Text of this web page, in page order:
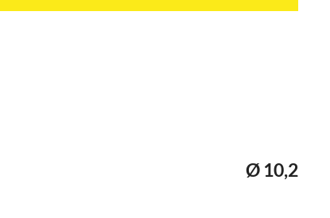
Ø 10,2